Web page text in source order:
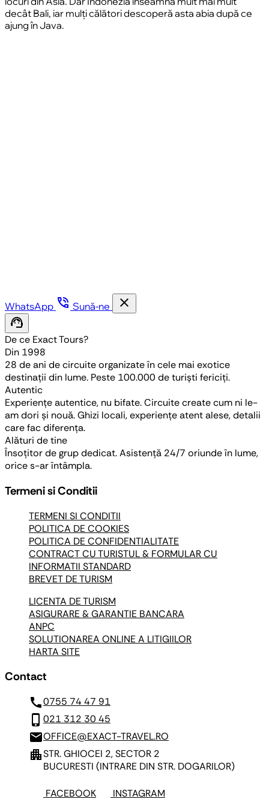
decât Bali, iar mulți călători descoperă asta abia după ce
ajung în Java.
WhatsApp phone_in_talk Sună-ne
close
support_agent
De ce Exact Tours?
Din 1998
28 de ani de circuite organizate în cele mai exotice
destinații din lume. Peste 100.000 de turiști fericiți.
Autentic
Experiențe autentice, nu bifate. Circuite create cum ni le-
am dori și nouă. Ghizi locali, experiențe atent alese, detalii
care fac diferența.
Alături de tine
Însoțitor de grup dedicat. Asistență 24/7 oriunde în lume,
orice s-ar întâmpla.
Termeni si Conditii
TERMENI SI CONDITII
POLITICA DE COOKIES
POLITICA DE CONFIDENTIALITATE
CONTRACT CU TURISTUL & FORMULAR CU
INFORMATII STANDARD
BREVET DE TURISM
LICENTA DE TURISM
ASIGURARE & GARANTIE BANCARA
ANPC
SOLUTIONAREA ONLINE A LITIGIILOR
HARTA SITE
Contact
call0755 74 47 91
phone_iphone 021 312 30 45
mailOFFICE@EXACT-TRAVEL.RO
apartmentSTR. GHIOCEI 2, SECTOR 2
BUCURESTI (INTRARE DIN STR. DOGARILOR)
FACEBOOK INSTAGRAM